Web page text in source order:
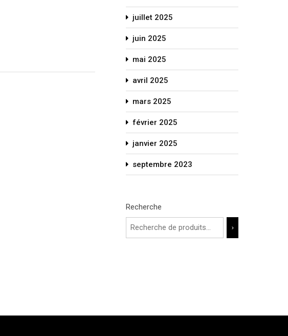
juillet 2025
juin 2025
mai 2025
avril 2025
mars 2025
février 2025
janvier 2025
septembre 2023
Recherche